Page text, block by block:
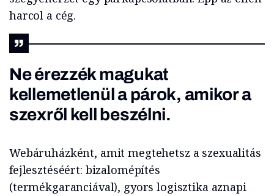
harcol a cég.
Ne érezzék magukat
kellemetlenül a párok, amikor a
szexről kell beszélni.
Webáruházként, amit megtehetsz a szexualitás
fejlesztéséért: bizalomépítés
(termékgaranciával), gyors logisztika aznapi